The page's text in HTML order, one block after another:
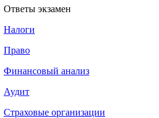
Ответы экзамен
Налоги
Право
Финансовый анализ
Аудит
Страховые организации